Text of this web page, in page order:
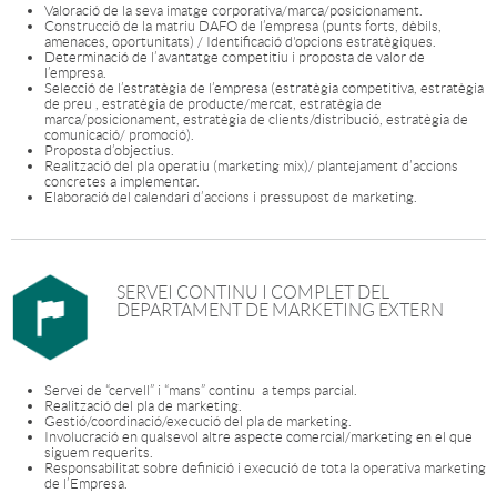
Valoració de la seva imatge corporativa/marca/posicionament.
Construcció de la matriu DAFO de l’empresa (punts forts, dèbils,
amenaces, oportunitats) / Identificació d'opcions estratègiques.
Determinació de l’avantatge competitiu i proposta de valor de
l’empresa.
Selecció de l’estratègia de l’empresa (estratègia competitiva, estratègia
de preu , estratègia de producte/mercat, estratègia de
marca/posicionament, estratègia de clients/distribució, estratègia de
comunicació/ promoció).
Proposta d’objectius.
Realització del pla operatiu (marketing mix)/ plantejament d’accions
concretes a implementar.
Elaboració del calendari d’accions i pressupost de marketing.
SERVEI CONTINU I COMPLET DEL
DEPARTAMENT DE MARKETING EXTERN
Servei de “cervell” i “mans” continu a temps parcial.
Realització del pla de marketing.
Gestió/coordinació/execució del pla de marketing.
Involucració en qualsevol altre aspecte comercial/marketing en el que
siguem requerits.
Responsabilitat sobre definició i execució de tota la operativa marketing
de l’Empresa.